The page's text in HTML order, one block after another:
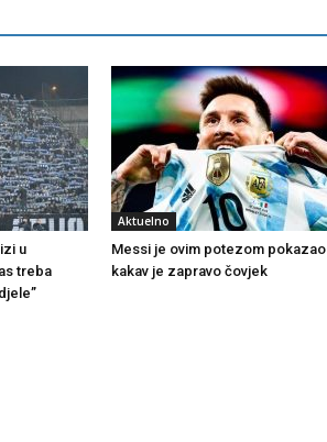
u
treba
Aktuelno
Messi je ovim potezom pokazao
kakav je zapravo čovjek